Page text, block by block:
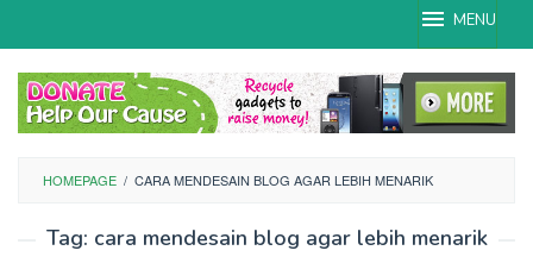
MENU
HOMEPAGE / CARA MENDESAIN BLOG AGAR LEBIH MENARIK
Tag: cara mendesain blog agar lebih menarik